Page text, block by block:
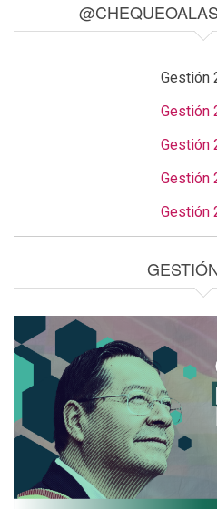
Gestión
Gestión
Gestión
Gestión
Gestión